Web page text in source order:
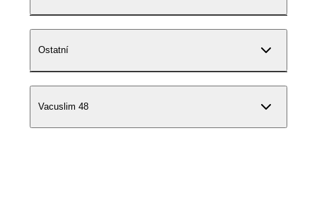
Ostatní
Vacuslim 48